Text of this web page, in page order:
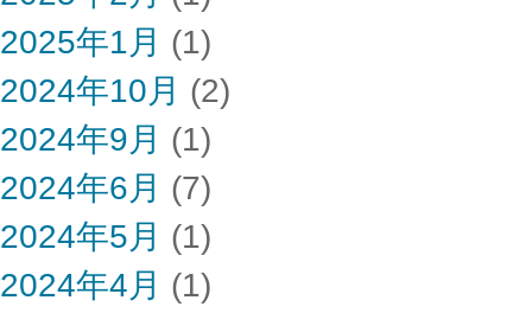
2025年1月 (1)
2024年10月 (2)
2024年9月 (1)
2024年6月 (7)
2024年5月 (1)
2024年4月 (1)